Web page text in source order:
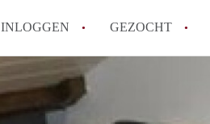
INLOGGEN GEZOCHT
Tips: om in Leiden een kamer
How to translate